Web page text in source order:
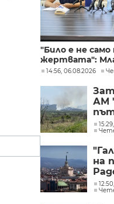
"Било е не само
жертвата":
14:56, 06.08.2026
АМ
на
дни